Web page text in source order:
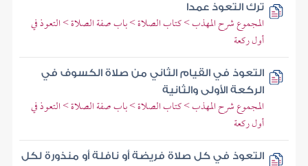
ترك التعوذ عمدا
المجموع شرح المهذب > كتاب الصلاة > باب صفة الصلاة > التعوذ في
أول ركعة
التعوذ في القيام الثاني من صلاة الكسوف في
الركعة الأولى والثانية
المجموع شرح المهذب > كتاب الصلاة > باب صفة الصلاة > التعوذ في
أول ركعة
التعوذ في كل صلاة فريضة أو نافلة أو منذورة لكل